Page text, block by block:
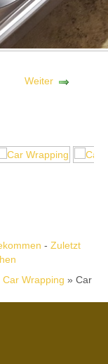
Weiter
- Zuletzt
Car Wrapping » Car